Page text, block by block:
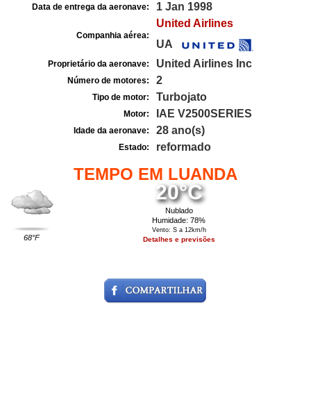
Data de entrega da aeronave: 1 Jan 1998
Companhia aérea:
United Airlines
UA
Proprietário da aeronave: United Airlines Inc
Número de motores: 2
Tipo de motor: Turbojato
Motor: IAE V2500SERIES
Idade da aeronave: 28 ano(s)
Estado: reformado
TEMPO EM LUANDA
68°F
20°C
Nublado
Humidade: 78%
Vento: S a 12km/h
Detalhes e previsões